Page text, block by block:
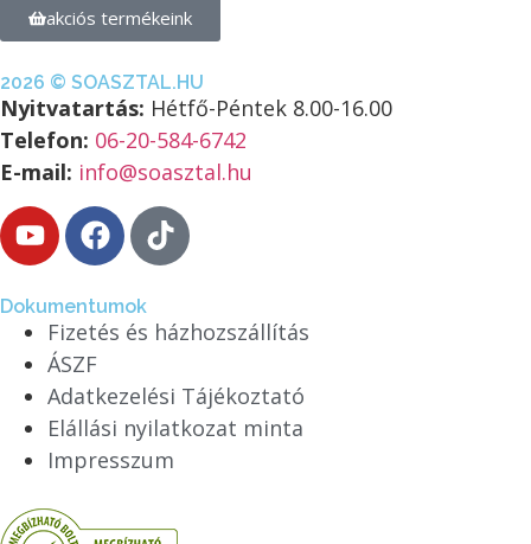
akciós termékeink
2026 © SOASZTAL.HU
Nyitvatartás: Hétfő-Péntek 8.00-16.00
Telefon: 06-20-584-6742
E-mail: info@soasztal.hu
Dokumentumok
Fizetés és házhozszállítás
ÁSZF
Adatkezelési Tájékoztató
Elállási nyilatkozat minta
Impresszum